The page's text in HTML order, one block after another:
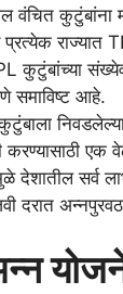
वंचित
राज्यात
कुटुंबांच्या
आहे.
कुटुंबाला
करण्यासाठी एक
देशातील सर्व
दरात